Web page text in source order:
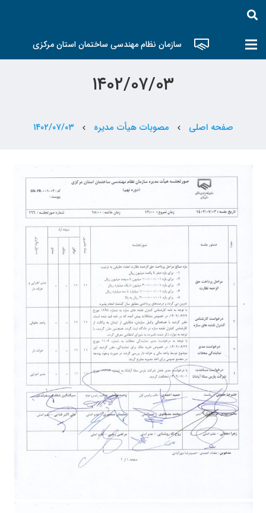
سازمان نظام مهندسی ساختمان استان مرکزی
۱۴۰۲/۰۷/۰۳
صفحه اصلی chevron_left مصوبات هیأت مدیره chevron_left ۱۴۰۲/۰۷/۰۳